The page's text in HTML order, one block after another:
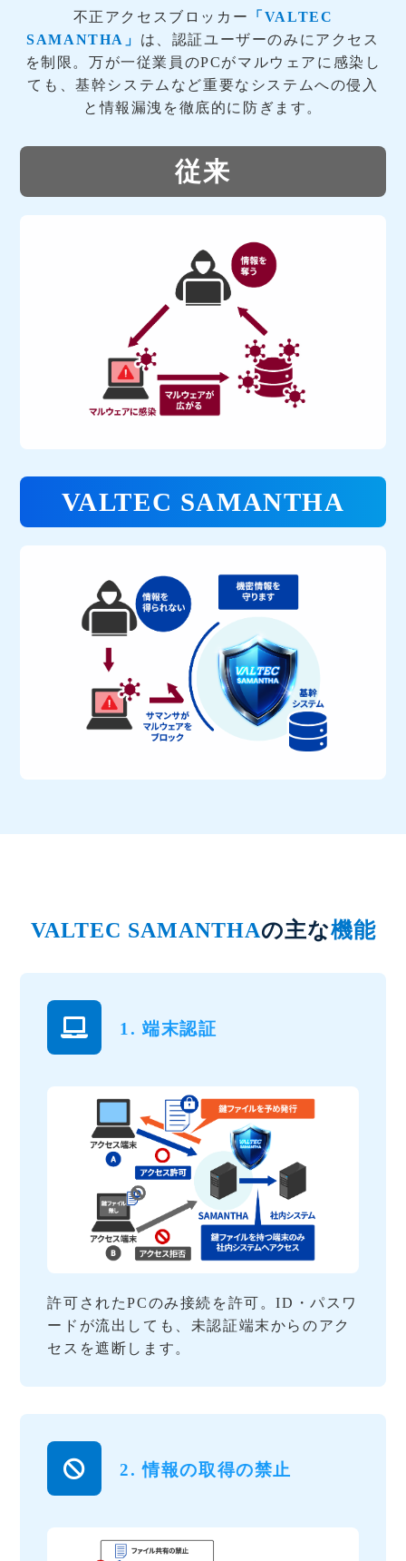
不正アクセスブロッカー
「VALTEC
SAMANTHA」 は、認証ユーザーのみにアクセス
を制限。万が一従業員のPCがマルウェアに感染し
ても、基幹システムなど重要なシステムへの侵入
と情報漏洩を徹底的に防ぎます。
従来
VALTEC SAMANTHA
VALTEC SAMANTHAの主な機能
1. 端末認証
許可されたPCのみ接続を許可。ID・パスワ
ードが流出しても、未認証端末からのアク
セスを遮断します。
2. 情報の取得の禁止